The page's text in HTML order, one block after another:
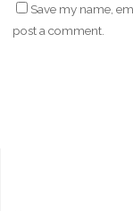
Save my name,
post a comment.